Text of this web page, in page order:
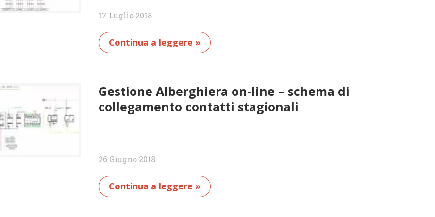
17 Luglio 2018
Continua a leggere »
Gestione Alberghiera on-line – schema di
collegamento contatti stagionali
26 Giugno 2018
Continua a leggere »